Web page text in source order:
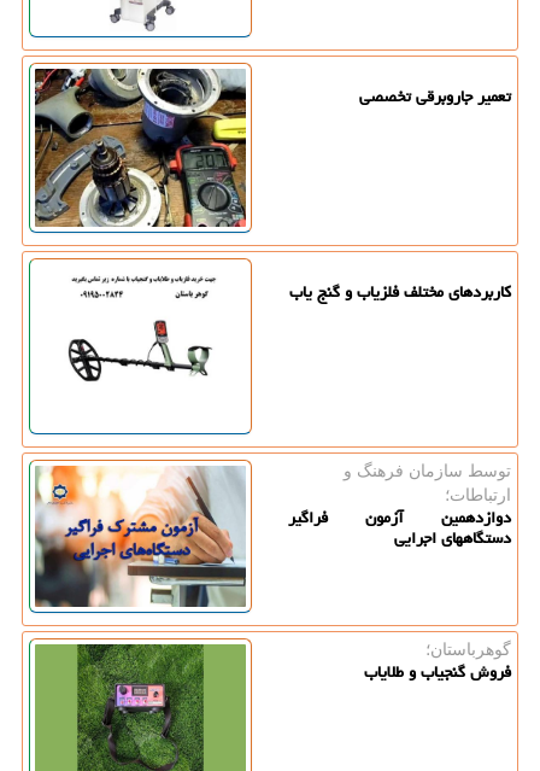
تعمیر جاروبرقی تخصصی
کاربردهای مختلف فلزیاب و گنج یاب
توسط سازمان فرهنگ و
ارتباطات؛
دوازدهمین آزمون فراگیر
دستگاههای اجرایی
گوهرباستان؛
فروش گنجیاب و طلایاب